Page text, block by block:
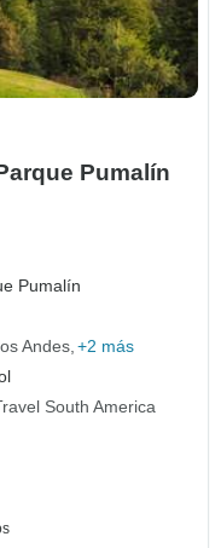
Pumalín
Pumalín
Andes +2 más
South America